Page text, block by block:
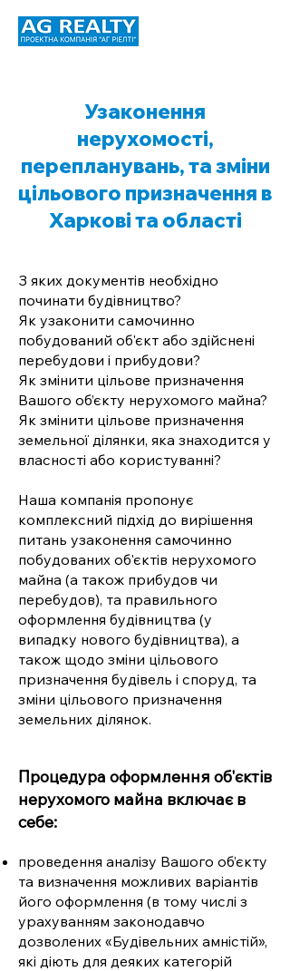
Узаконення
нерухомості,
перепланувань, та зміни
цільового призначення в
Харкові та області
З яких документів необхідно
починати будівництво?
Як узаконити самочинно
побудований об'єкт або здійснені
перебудови і прибудови?
Як змінити цільове призначення
Вашого об’єкту нерухомого майна?
Як змінити цільове призначення
земельної ділянки, яка знаходится у
власності або користуванні?
Наша компанія пропонує
комплексний підхід до вирішення
питань узаконення самочинно
побудованих об'єктів нерухомого
майна (а також прибудов чи
перебудов), та правильного
оформлення будівництва (у
випадку нового будівництва), а
також щодо зміни цільового
призначення будівель і споруд, та
зміни цільового призначення
земельних ділянок.
Процедура оформлення об'єктів
нерухомого майна включає в
себе:
проведення аналізу Вашого об’єкту
та визначення можливих варіантів
його оформлення (в тому числі з
урахуванням законодавчо
дозволених «Будівельних амністій»,
які діють для деяких категорій